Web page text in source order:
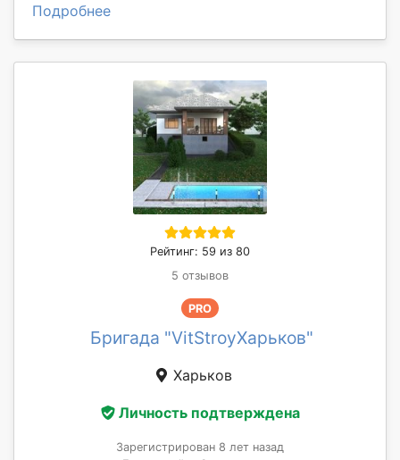
Подробнее
Рейтинг: 59 из 80
5 отзывов
PRO
Бригада "VitStroyХарьков"
Харьков
Личность подтверждена
Зарегистрирован 8 лет назад